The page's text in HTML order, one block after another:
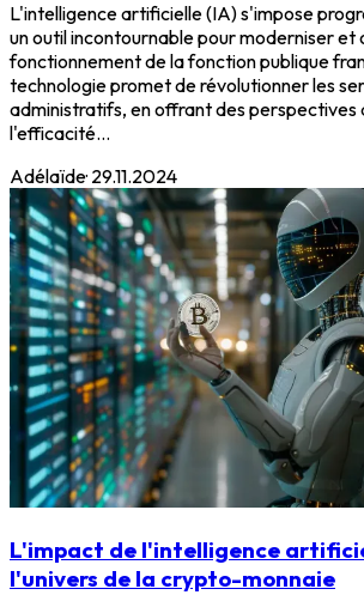
L'intelligence artificielle (IA) s'impose
un outil incontournable pour moderniser et
fonctionnement de la fonction publique
technologie promet de révolutionner les
administratifs, en offrant des perspectives
l'efficacité...
Adélaïde· 29.11.2024
L'impact de l'intelligence
l'univers de la crypto-monnaie